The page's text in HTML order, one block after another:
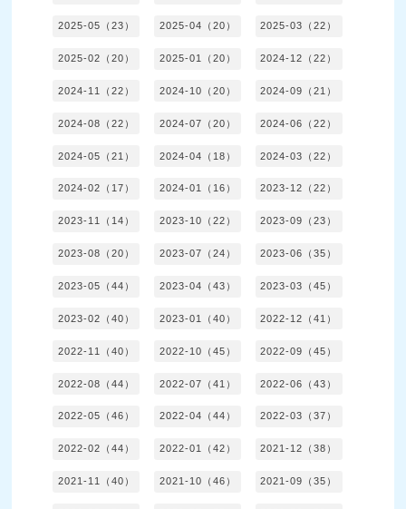
2025-05（23） 2025-04（20） 2025-03（22）
2025-02（20） 2025-01（20） 2024-12（22）
2024-11（22） 2024-10（20） 2024-09（21）
2024-08（22） 2024-07（20） 2024-06（22）
2024-05（21） 2024-04（18） 2024-03（22）
2024-02（17） 2024-01（16） 2023-12（22）
2023-11（14） 2023-10（22） 2023-09（23）
2023-08（20） 2023-07（24） 2023-06（35）
2023-05（44） 2023-04（43） 2023-03（45）
2023-02（40） 2023-01（40） 2022-12（41）
2022-11（40） 2022-10（45） 2022-09（45）
2022-08（44） 2022-07（41） 2022-06（43）
2022-05（46） 2022-04（44） 2022-03（37）
2022-02（44） 2022-01（42） 2021-12（38）
2021-11（40） 2021-10（46） 2021-09（35）